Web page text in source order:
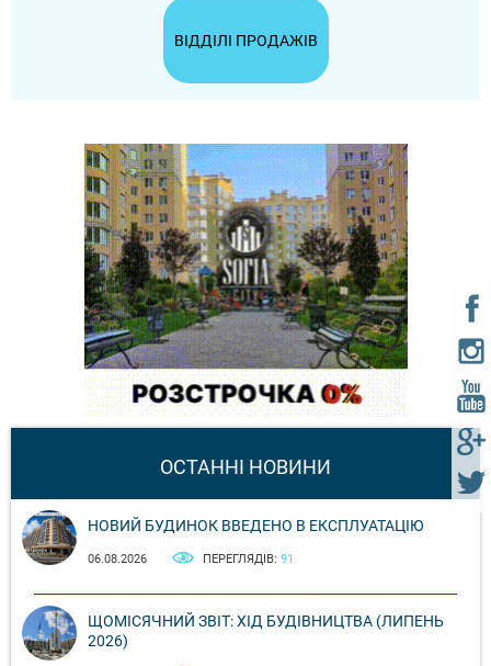
ВІДДІЛІ ПРОДАЖІВ
ОСТАННІ НОВИНИ
НОВИЙ БУДИНОК ВВЕДЕНО В ЕКСПЛУАТАЦІЮ
06.08.2026 ПЕРЕГЛЯДІВ: 91
ЩОМІСЯЧНИЙ ЗВІТ: ХІД БУДІВНИЦТВА (ЛИПЕНЬ
2026)